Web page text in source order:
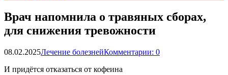
Врач напомнила о травяных сборах,
для снижения тревожности
08.02.2025Лечение болезнейКомментарии: 0
И придётся отказаться от кофеина